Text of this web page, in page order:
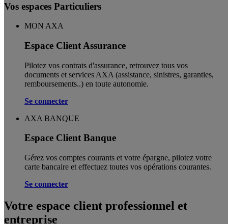
Vos espaces Particuliers
MON AXA
Espace Client Assurance
Pilotez vos contrats d'assurance, retrouvez tous vos
documents et services AXA (assistance, sinistres, garanties,
remboursements..) en toute autonomie. ​
Se connecter
AXA BANQUE
Espace Client Banque
Gérez vos comptes courants et votre épargne, pilotez votre
carte bancaire et effectuez toutes vos opérations courantes.
Se connecter
Votre espace client professionnel et
entreprise